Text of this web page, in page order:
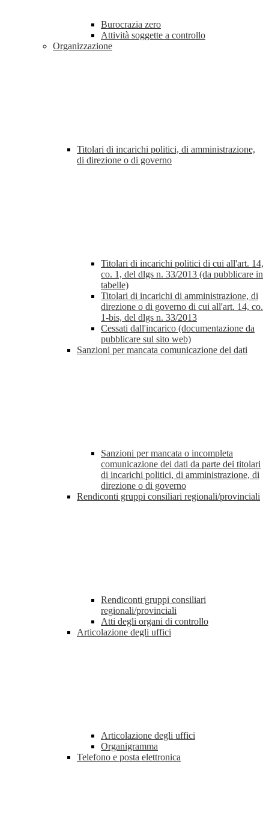
Burocrazia zero
Attività soggette a controllo
Organizzazione
Titolari di incarichi politici, di amministrazione,
di direzione o di governo
Titolari di incarichi politici di cui all'art. 14,
co. 1, del dlgs n. 33/2013 (da pubblicare in
tabelle)
Titolari di incarichi di amministrazione, di
direzione o di governo di cui all'art. 14, co.
1-bis, del dlgs n. 33/2013
Cessati dall'incarico (documentazione da
pubblicare sul sito web)
Sanzioni per mancata comunicazione dei dati
Sanzioni per mancata o incompleta
comunicazione dei dati da parte dei titolari
di incarichi politici, di amministrazione, di
direzione o di governo
Rendiconti gruppi consiliari regionali/provinciali
Rendiconti gruppi consiliari
regionali/provinciali
Atti degli organi di controllo
Articolazione degli uffici
Articolazione degli uffici
Organigramma
Telefono e posta elettronica